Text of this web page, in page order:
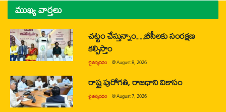
ముఖ్య వార్తలు
చట్టం చేస్తున్నాం…బీసీలకు సంరక్షణ
కల్పిస్తాం
చైతన్యరధం @August 8, 2026
రాష్ట్ర పురోగతి, రాజధాని వికాసం
చైతన్యరధం @August 7, 2026